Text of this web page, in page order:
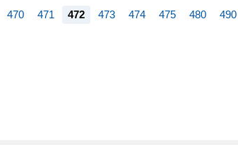
470 471 472 473 474 475 480 490